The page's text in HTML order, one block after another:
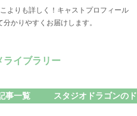
よりも詳しく！キャストプロフィール
かりやすくお届けします。
ライブラリー
事一覧 スタジオドラゴンの